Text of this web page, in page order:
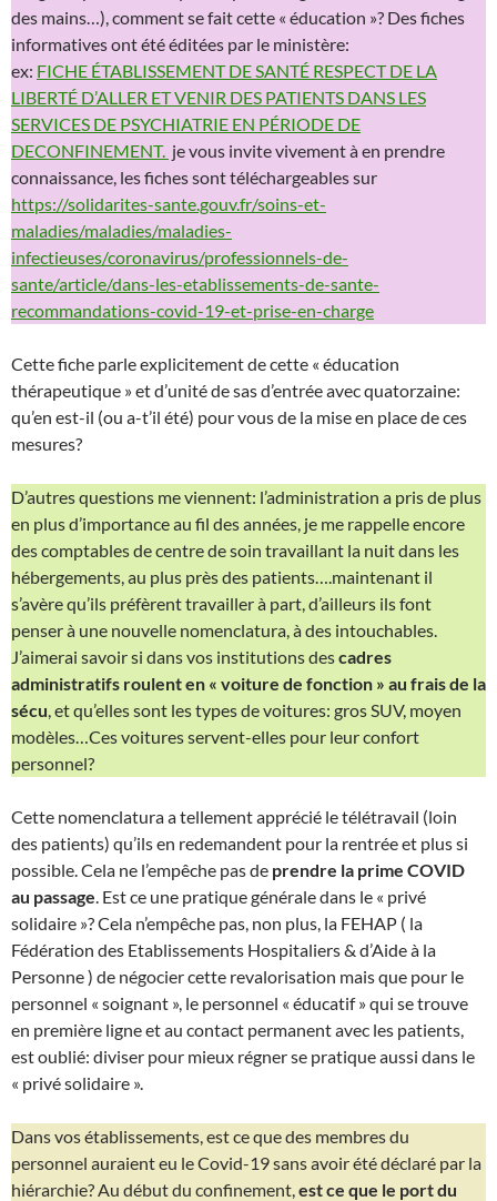
des mains…), comment se fait cette « éducation »? Des fiches
informatives ont été éditées par le ministère:
ex: FICHE ÉTABLISSEMENT DE SANTÉ RESPECT DE LA
LIBERTÉ D’ALLER ET VENIR DES PATIENTS DANS LES
SERVICES DE PSYCHIATRIE EN PÉRIODE DE
DECONFINEMENT. je vous invite vivement à en prendre
connaissance, les fiches sont téléchargeables sur
https://solidarites-sante.gouv.fr/soins-et-
maladies/maladies/maladies-
infectieuses/coronavirus/professionnels-de-
sante/article/dans-les-etablissements-de-sante-
recommandations-covid-19-et-prise-en-charge
Cette fiche parle explicitement de cette « éducation
thérapeutique » et d’unité de sas d’entrée avec quatorzaine:
qu’en est-il (ou a-t’il été) pour vous de la mise en place de ces
mesures?
D’autres questions me viennent: l’administration a pris de plus
en plus d’importance au fil des années, je me rappelle encore
des comptables de centre de soin travaillant la nuit dans les
hébergements, au plus près des patients….maintenant il
s’avère qu’ils préfèrent travailler à part, d’ailleurs ils font
penser à une nouvelle nomenclatura, à des intouchables.
J’aimerai savoir si dans vos institutions descadres
administratifs roulent en « voiture de fonction » au frais de la
sécu, et qu’elles sont les types de voitures: gros SUV, moyen
modèles…Ces voitures servent-elles pour leur confort
personnel?
Cette nomenclatura a tellement apprécié le télétravail (loin
des patients) qu’ils en redemandent pour la rentrée et plus si
possible. Cela ne l’empêche pas de prendre la prime COVID
au passage. Est ce une pratique générale dans le « privé
solidaire »? Cela n’empêche pas, non plus, la FEHAP ( la
Fédération des Etablissements Hospitaliers & d’Aide à la
Personne ) de négocier cette revalorisation mais que pour le
personnel « soignant », le personnel « éducatif » qui se trouve
en première ligne et au contact permanent avec les patients,
est oublié: diviser pour mieux régner se pratique aussi dans le
« privé solidaire ».
Dans vos établissements, est ce que des membres du
personnel auraient eu le Covid-19 sans avoir été déclaré par la
hiérarchie? Au début du confinement,est ce que le port du